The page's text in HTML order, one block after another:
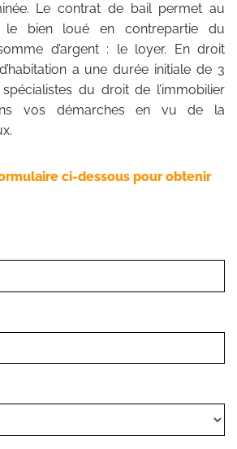
Le contrat de bail permet au
le bien loué en contrepartie du
d’argent : le loyer. En droit
a une durée initiale de 3
du droit de l’immobilier
vos démarches en vu de la
ci-dessous pour obtenir